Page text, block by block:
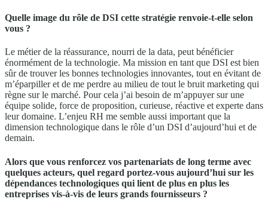
Quelle image du rôle de DSI cette stratégie renvoie-t-elle selon
vous ?
Le métier de la réassurance, nourri de la data, peut bénéficier
énormément de la technologie. Ma mission en tant que DSI est bien
sûr de trouver les bonnes technologies innovantes, tout en évitant de
m’éparpiller et de me perdre au milieu de tout le bruit marketing qui
règne sur le marché. Pour cela j’ai besoin de m’appuyer sur une
équipe solide, force de proposition, curieuse, réactive et experte dans
leur domaine. L’enjeu RH me semble aussi important que la
dimension technologique dans le rôle d’un DSI d’aujourd’hui et de
demain.
Alors que vous renforcez vos partenariats de long terme avec
quelques acteurs, quel regard portez-vous aujourd’hui sur les
dépendances technologiques qui lient de plus en plus les
entreprises vis-à-vis de leurs grands fournisseurs ?